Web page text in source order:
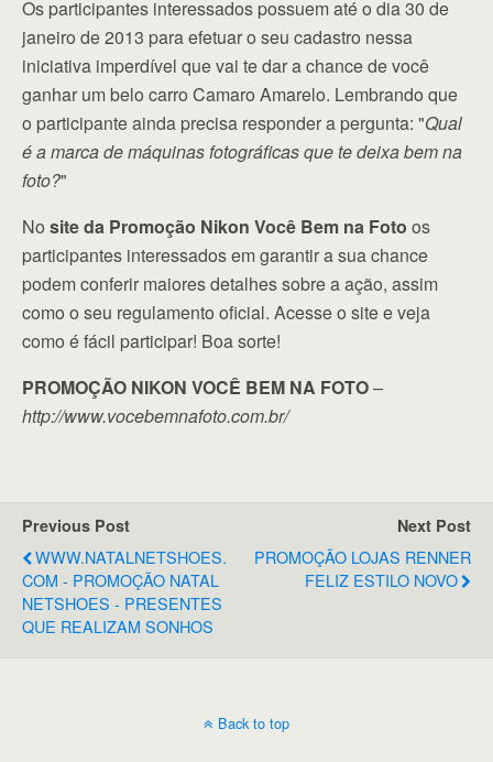
Os participantes interessados possuem até o dia 30 de
janeiro de 2013 para efetuar o seu cadastro nessa
iniciativa imperdível que vai te dar a chance de você
ganhar um belo carro Camaro Amarelo. Lembrando que
o participante ainda precisa responder a pergunta: "Qual
é a marca de máquinas fotográficas que te deixa bem na
foto?"
No site da Promoção Nikon Você Bem na Foto os
participantes interessados em garantir a sua chance
podem conferir maiores detalhes sobre a ação, assim
como o seu regulamento oficial. Acesse o site e veja
como é fácil participar! Boa sorte!
PROMOÇÃO NIKON VOCÊ BEM NA FOTO–
http://www.vocebemnafoto.com.br/
Previous Post
WWW.NATALNETSHOES.
COM - PROMOÇÃO NATAL
NETSHOES - PRESENTES
QUE REALIZAM SONHOS
Next Post
PROMOÇÃO LOJAS RENNER
FELIZ ESTILO NOVO
Back to top